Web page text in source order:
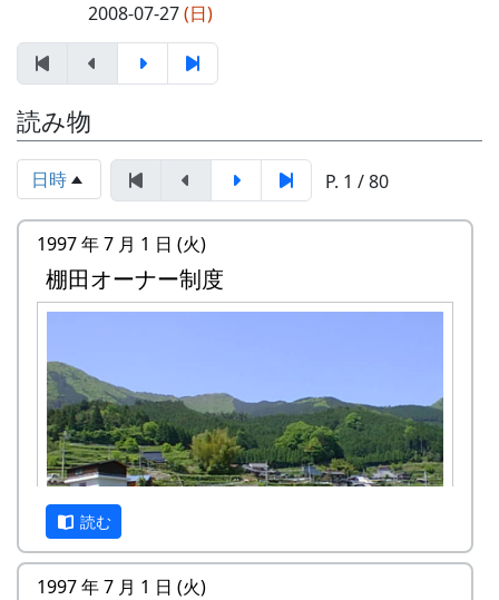
2008-07-27(日)
読み物
日時 P. 1 / 80
1997 年 7 月 1 日 (火)
棚田オーナー制度
読む
1997 年 7 月 1 日 (火)